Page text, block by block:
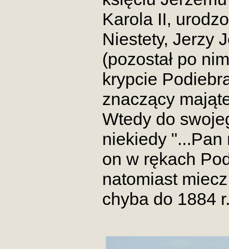
Karola II,
Niestety, Jerzy
(pozostał po
krypcie
znaczący
Wtedy do
niekiedy "...Pan
on w rękach
natomiast
chyba do 1884